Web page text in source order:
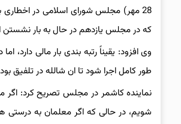
28 مهر) مجلس شورای اسلامی در اخطاری با استناد به اصول 3 ، 75 و 85 قانون اساسی اظهار داشت: رتبه بندی
که در مجلس یازدهم در حال به بار نشستن
طور کامل اجرا شود تا ان شالله در تلفیق بودجه 1401 موانع
نماینده کاشمر در مجلس تصریح کرد: اگر
شویم، در حالی که اگر معلمان به درستی